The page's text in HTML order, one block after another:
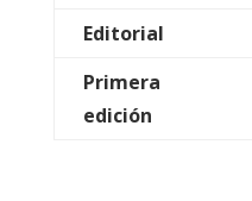
Editorial
Primera
edición